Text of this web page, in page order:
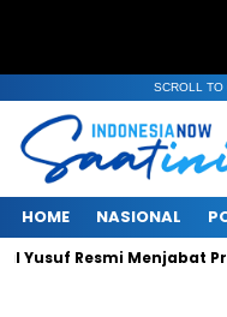
SCROLL TO
HOME NASIONAL
Resmi Menjabat